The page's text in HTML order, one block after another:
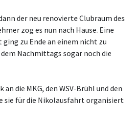
der neu renovierte Clubraum des
zog es nun nach Hause. Eine
zu Ende an einem nicht zu
Nachmittags sogar noch die
die MKG, den WSV-Brühl und den
sie für die Nikolausfahrt organisiert